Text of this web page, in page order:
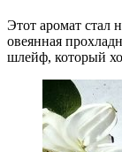
Этот аромат стал
овеянная
шлейф, который